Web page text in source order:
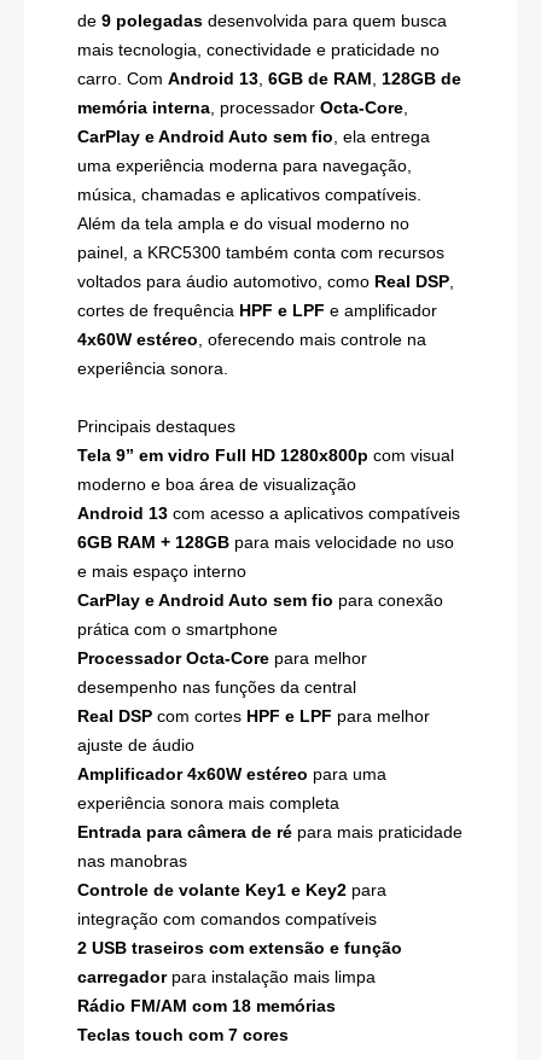
de 9 polegadas desenvolvida para quem busca
mais tecnologia, conectividade e praticidade no
carro. Com Android 13 6GB de RAM
128GB de
memória interna , processador Octa-Core
CarPlay e Android Auto sem fio , ela entrega
uma experiência moderna para navegação,
música, chamadas e aplicativos compatíveis.
Além da tela ampla e do visual moderno no
painel, a KRC5300 também conta com recursos
voltados para áudio automotivo, como Real DSP
cortes de frequência HPF e LPF e amplificador
4x60W estéreo , oferecendo mais controle na
experiência sonora.
Principais destaques
Tela 9” em vidro Full HD 1280x800p com visual
moderno e boa área de visualização
Android 13 com acesso a aplicativos compatíveis
6GB RAM + 128GB para mais velocidade no uso
e mais espaço interno
CarPlay e Android Auto sem fio para conexão
prática com o smartphone
Processador Octa-Core para melhor
desempenho nas funções da central
Real DSP com cortes HPF e LPF para melhor
ajuste de áudio
Amplificador 4x60W estéreo para uma
experiência sonora mais completa
Entrada para câmera de ré para mais praticidade
nas manobras
Controle de volante Key1 e Key2 para
integração com comandos compatíveis
2 USB traseiros com extensão e função
carregadorpara instalação mais limpa
Rádio FM/AM com 18 memórias
Teclas touch com 7 cores